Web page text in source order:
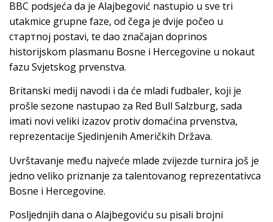
BBC podsjeća da je Alajbegović nastupio u sve tri
utakmice grupne faze, od čega je dvije počeo u
стартnoj postavi, te dao značajan doprinos
historijskom plasmanu Bosne i Hercegovine u nokaut
fazu Svjetskog prvenstva.
Britanski medij navodi i da će mladi fudbaler, koji je
prošle sezone nastupao za Red Bull Salzburg, sada
imati novi veliki izazov protiv domaćina prvenstva,
reprezentacije Sjedinjenih Američkih Država.
Uvrštavanje među najveće mlade zvijezde turnira još je
jedno veliko priznanje za talentovanog reprezentativca
Bosne i Hercegovine.
Posljednjih dana o Alajbegoviću su pisali brojni